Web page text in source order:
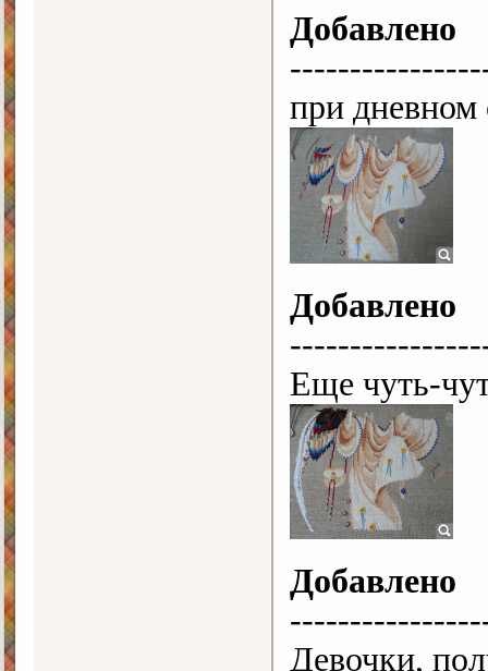
Добавлено
при дневном
Добавлено
Еще чуть-
Добавлено
Девочки,